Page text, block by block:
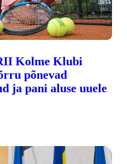
Kolme Klubi
põnevad
ja pani aluse uuele